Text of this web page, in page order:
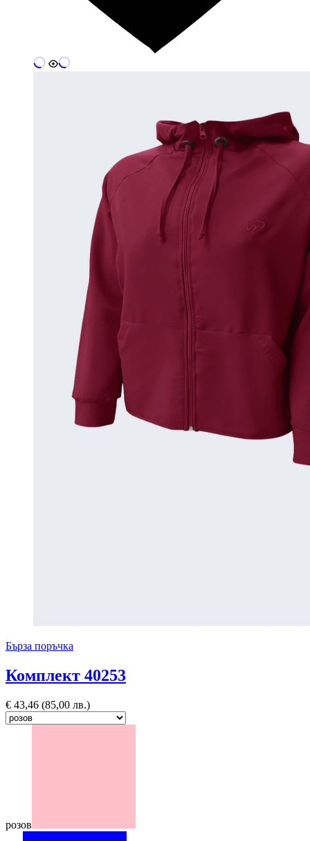
Бърза поръчка
Комплект 40253
€ 43,46 (85,00 лв.)
розов